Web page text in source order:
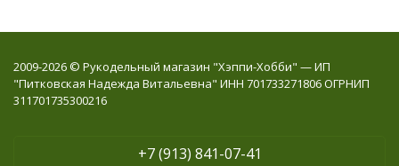
2009-2026 © Рукодельный магазин "Хэппи-Хобби" — ИП
"Питковская Надежда Витальевна" ИНН 701733271806 ОГРНИП
311701735300216
+7 (913) 841-07-41